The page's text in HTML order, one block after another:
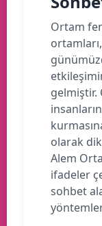
Ortam
gelmiştir.
olarak
Alem
ifadeler
sohbet